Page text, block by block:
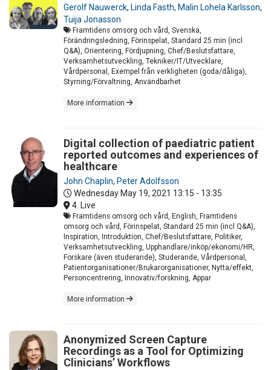
Gerolf Nauwerck, Linda Fasth, Malin Lohela Karlsson,
Tuija Jonasson
Framtidens omsorg och vård, Svenska,
Förändringsledning, Förinspelat, Standard 25 min (incl
Q&A), Orientering, Fördjupning, Chef/Beslutsfattare,
Verksamhetsutveckling, Tekniker/IT/Utvecklare,
Vårdpersonal, Exempel från verkligheten (goda/dåliga),
Styrning/Förvaltning, Användbarhet
More information
Digital collection of paediatric patient
reported outcomes and experiences of
healthcare
John Chaplin, Peter Adolfsson
Wednesday May 19, 2021 13:15 - 13:35
4. Live
Framtidens omsorg och vård, English, Framtidens
omsorg och vård, Förinspelat, Standard 25 min (incl Q&A),
Inspiration, Introduktion, Chef/Beslutsfattare, Politiker,
Verksamhetsutveckling, Upphandlare/inköp/ekonomi/HR,
Forskare (även studerande), Studerande, Vårdpersonal,
Patientorganisationer/Brukarorganisationer, Nytta/effekt,
Personcentrering, Innovativ/forskning, Appar
More information
Anonymized Screen Capture
Recordings as a Tool for Optimizing
Clinicians’ Workflows